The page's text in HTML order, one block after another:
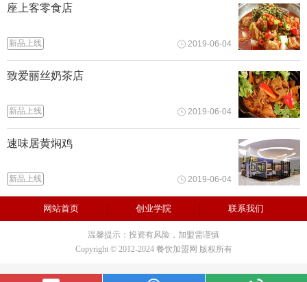
座上客零食店
2019-06-04
新品上线
致爱丽丝奶茶店
2019-06-04
新品上线
速味居黄焖鸡
2019-06-04
新品上线
网站首页 创业学院 联系我们
温馨提示：投资有风险，加盟需谨慎
Copyright © 2012-2024 餐饮加盟网 版权所有